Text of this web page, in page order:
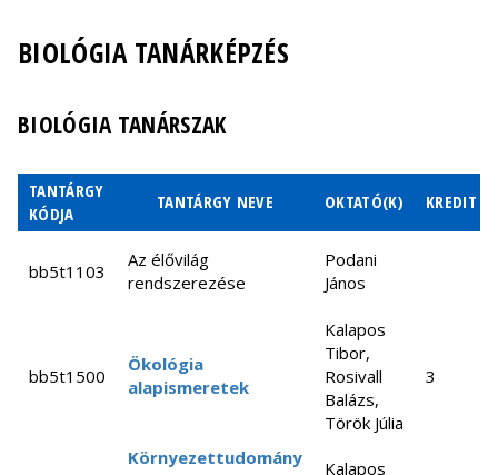
matmb2sb20ea
biológiában II.
xevofrb22ea
evolúciókutatás
bbbn1e19
Evolúciós
bbbn9142
Gyakorlati
természetvédelem
bb1c9162
Kulcskérdések az
Oborny
bbbn1e11
Magyarország
növényvilága
Tóth
Zoltán
Tibor
bbbn9102:02
Matematikai
modellezés az
Müller
Viktor
Modellezés az
BIOLÓGIA TANÁRKÉPZÉS
BIOLÓGIA TANÁRSZAK
TANTÁRGY
KÓDJA
TANTÁRGY NEVE OKTATÓ(K) KREDIT
bb5t1103
Az élővilág
rendszerezése
Podani
János
bb5t1500
Ökológia
alapismeretek
Kalapos
Tibor,
Rosivall
Balázs,
Török Júlia
3
Környezettudomány
Kalapos